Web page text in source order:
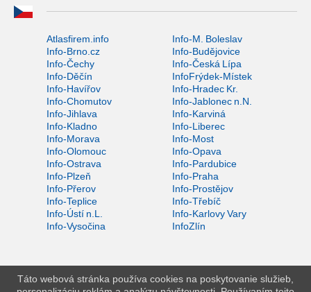
Atlasfirem.info
Info-M. Boleslav
Info-Brno.cz
Info-Budějovice
Info-Čechy
Info-Česká Lípa
Info-Děčín
InfoFrýdek-Místek
Info-Havířov
Info-Hradec Kr.
Info-Chomutov
Info-Jablonec n.N.
Info-Jihlava
Info-Karviná
Info-Kladno
Info-Liberec
Info-Morava
Info-Most
Info-Olomouc
Info-Opava
Info-Ostrava
Info-Pardubice
Info-Plzeň
Info-Praha
Info-Přerov
Info-Prostějov
Info-Teplice
Info-Třebíč
Info-Ústí n.L.
Info-Karlovy Vary
Info-Vysočina
InfoZlín
Táto webová stránka používa cookies na poskytovanie služieb,